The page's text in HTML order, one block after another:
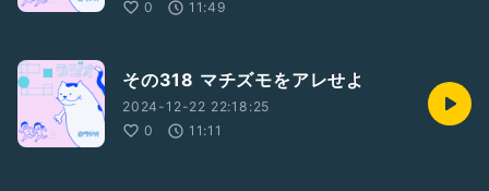
0
11:49
その318 マチズモをアレせよ
2024-12-22 22:18:25
0
11:11